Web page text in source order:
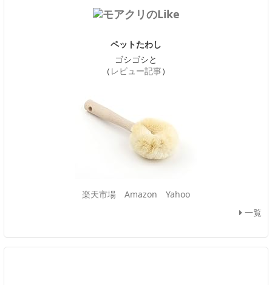
ペットたわし
ゴシゴシと
（ レビュー記事）
楽天市場 Amazon
Yahoo
一覧